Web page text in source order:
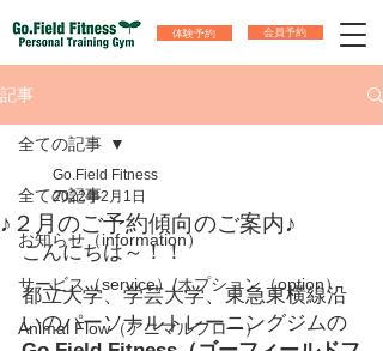
体験予約 会員予約
記事
全ての記事
お知らせ（information）
サービス（service）/オプション（option）
Animal Flow（アニマルフロー）
全ての記事
♪２月のご予約傾向のご案内♪
Go.Field Fitness
2022年2月1日
こんにちは～！！
都立大学、学芸大学、東急東横線沿
いのパーソナルトレーニングジムの